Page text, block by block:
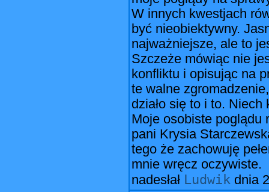
W innych kwestjach
być nieobiektywny.
najważniejsze, ale to
Szczeże mówiąc nie
konfliktu i opisując na
te walne
działo się to i to.
Moje osobiste poglądu
pani Krysia
tego że zachowuję
mnie wręcz oczywiste.
nadesłał Ludwik dnia